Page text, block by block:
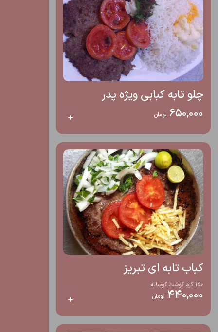
چلو تابه کبابی ویژه پدر
650,000 تومان
کباب تابه ای تبریز
150 گرم گوشت گوساله
440,000 تومان